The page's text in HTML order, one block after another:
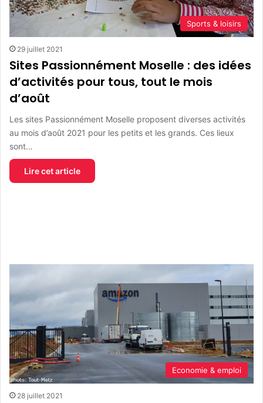
Sports & loisirs
29 juillet 2021
Sites Passionnément Moselle : des idées
d’activités pour tous, tout le mois
d’août
Les sites Passionnément Moselle proposent diverses activités
au mois d’août 2021 pour les petits et les grands. Ces lieux
sont…
Lire cet article
Economie & emploi
28 juillet 2021